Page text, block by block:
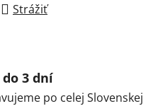
Strážiť
do 3 dní
po celej Slovenskej